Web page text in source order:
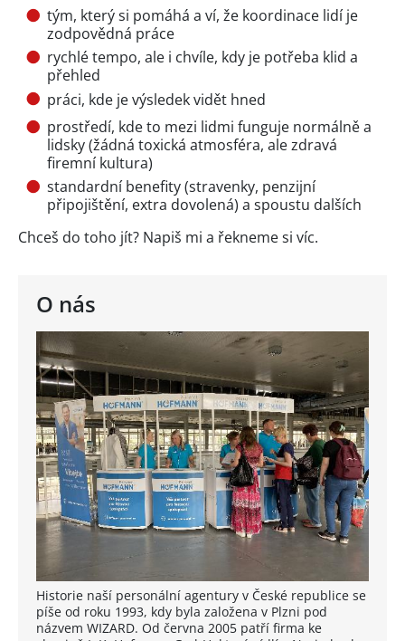
O nás
Historie naší personální agentury v České republice se
píše od roku 1993, kdy byla založena v Plzni pod
názvem WIZARD. Od června 2005 patří firma ke
tým, který si pomáhá a ví, že koordinace lidí je
zodpovědná práce
rychlé tempo, ale i chvíle, kdy je potřeba klid a
přehled
práci, kde je výsledek vidět hned
prostředí, kde to mezi lidmi funguje normálně a
lidsky (žádná toxická atmosféra, ale zdravá
firemní kultura)
standardní benefity (stravenky, penzijní
připojištění, extra dovolená) a spoustu dalších
Chceš do toho jít? Napiš mi a řekneme si víc.